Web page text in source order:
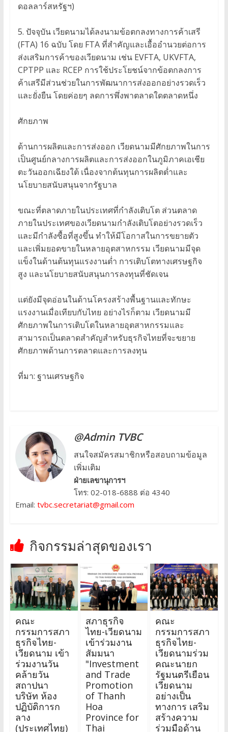
ดอลลาร์สหรัฐฯ)
5. ปัจจุบัน เวียดนามได้ลงนามข้อตกลงทางการค้าเสรี
(FTA) 16 ฉบับ โดย FTA ที่สำคัญและเอื้ออำนวยต่อการ
ส่งเสริมการค้าของเวียดนาม เช่น EVFTA, UKVFTA,
CPTPP และ RCEP การใช้ประโยชน์จากข้อตกลงการ
ค้าเสรีมีส่วนช่วยในการพัฒนาการส่งออกอย่างรวดเร็ว
และยั่งยืน โดยค่อยๆ ลดการพึ่งพาตลาดใดตลาดหนึ่ง
ศักยภาพ
ด้านการผลิตและการส่งออก เวียดนามมีศักยภาพในการ
เป็นศูนย์กลางการผลิตและการส่งออกในภูมิภาคเอเชีย
ตะวันออกเฉียงใต้ เนื่องจากต้นทุนการผลิตต่ำและ
นโยบายสนับสนุนจากรัฐบาล
ขณะที่ตลาดภายในประเทศที่กำลังเติบโต ส่วนตลาด
ภายในประเทศของเวียดนามกำลังเติบโตอย่างรวดเร็ว
และมีกำลังซื้อที่สูงขึ้น ทำให้มีโอกาสในการขยายตัว
และเพิ่มยอดขายในหลายอุตสาหกรรม เวียดนามมีจุด
แข็งในด้านต้นทุนแรงงานต่ำ การเติบโตทางเศรษฐกิจ
สูง และนโยบายสนับสนุนการลงทุนที่ชัดเจน
แต่ยังมีจุดอ่อนในด้านโครงสร้างพื้นฐานและทักษะ
แรงงานเมื่อเทียบกับไทย อย่างไรก็ตาม เวียดนามมี
ศักยภาพในการเติบโตในหลายอุตสาหกรรมและ
สามารถเป็นตลาดสำคัญสำหรับธุรกิจไทยที่จะขยาย
ศักยภาพด้านการตลาดและการลงทุน
ที่มา: ฐานเศรษฐกิจ
@Admin TVBC
สนใจสมัครสมาชิกหรือสอบถามข้อมูล
เพิ่มเติม
ฝ่ายเลขานุการฯ
โทร: 02-018-6888 ต่อ 4340
Email: tvbc.secretariat@gmail.com
กิจกรรมล่าสุดของเรา
คณะ
กรรมการสภา
ธุรกิจไทย-
เวียดนาม เข้า
ร่วมงานวัน
คล้ายวัน
สถาปนา
บริษัท ห้อง
ปฏิบัติการก
ลาง
(ประเทศไทย)
สภาธุรกิจ
ไทย-เวียดนาม
เข้าร่วมงาน
สัมมนา
"Investment
and Trade
Promotion
of Thanh
Hoa
Province for
Thai
คณะ
กรรมการสภา
ธุรกิจไทย-
เวียดนามร่วม
คณะนายก
รัฐมนตรีเยือน
เวียดนาม
อย่างเป็น
ทางการ เสริม
สร้างความ
ร่วมมือด้าน